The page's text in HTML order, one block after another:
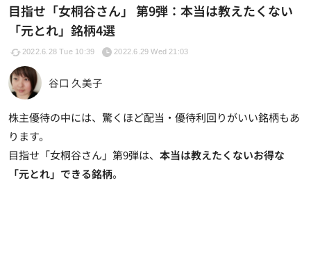
目指せ「女桐谷さん」 第9弾：本当は教えたくない
「元とれ」銘柄4選
2022.6.28 Tue 10:39 2022.6.29 Wed 21:03
谷口 久美子
株主優待の中には、驚くほど配当・優待利回りがいい銘柄もあ
ります。
目指せ「女桐谷さん」第9弾は、 本当は教えたくないお得な
「元とれ」できる銘柄。